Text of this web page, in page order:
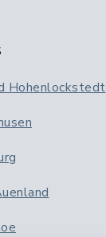
Hohenlockstedt